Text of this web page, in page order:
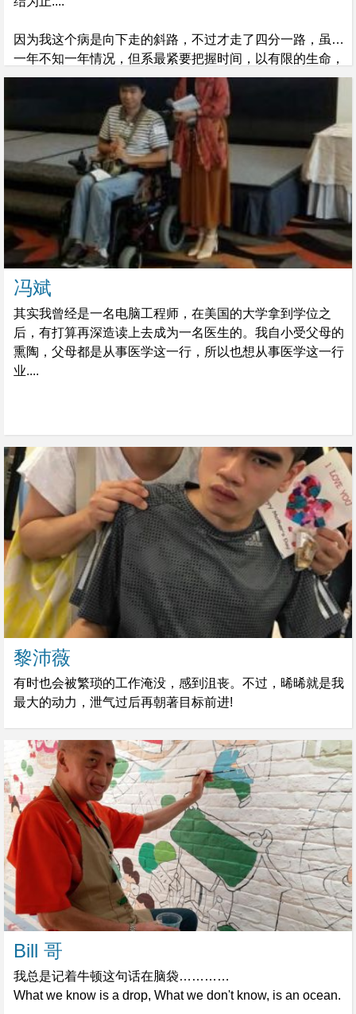
因为我这个病是向下走的斜路，不过才走了四分一路，虽然
一年不知一年情况，但系最紧要把握时间，以有限的生命，
完成更多有意义的事，珍惜一分一秒，做更多自已想做既
冯斌
其实我曾经是一名电脑工程师，在美国的大学拿到学位之
后，有打算再深造读上去成为一名医生的。我自小受父母的
熏陶，父母都是从事医学这一行，所以也想从事医学这一行
业....
黎沛薇
有时也会被繁琐的工作淹没，感到沮丧。不过，晞晞就是我
最大的动力，泄气过后再朝著目标前进!
Bill 哥
我总是记着牛顿这句话在脑袋…………
What we know is a drop, What we don't know, is an ocean.